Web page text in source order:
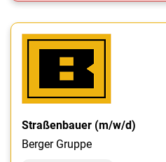
Straßenbauer (m/w/d)
Berger Gruppe